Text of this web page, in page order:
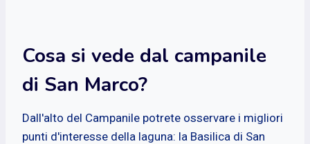
Cosa si vede dal campanile
di San Marco?
Dall'alto del Campanile potrete osservare i migliori
punti d'interesse della laguna: la Basilica di San